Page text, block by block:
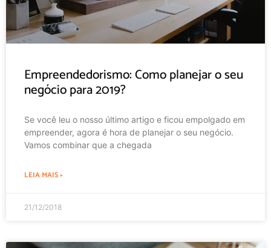
Empreendedorismo: Como planejar o seu
negócio para 2019?
Se você leu o nosso último artigo e ficou empolgado em
empreender, agora é hora de planejar o seu negócio.
Vamos combinar que a chegada
LEIA MAIS »
21/12/2018